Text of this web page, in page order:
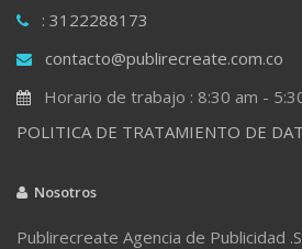
: 3122288173
contacto@publirecreate.com.co
Horario de trabajo : 8:30 am -
POLITICA DE TRATAMIENTO DE
Nosotros
Publirecreate Agencia de Publicidad